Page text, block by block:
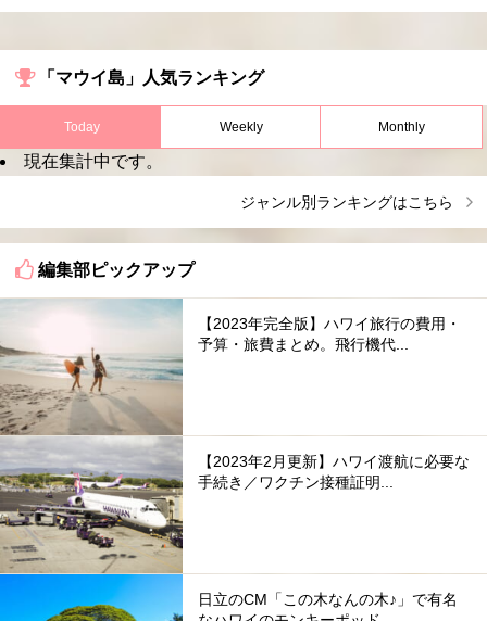
「マウイ島」人気ランキング
Today Weekly Monthly
現在集計中です。
ジャンル別ランキングはこちら
編集部ピックアップ
【2023年完全版】ハワイ旅行の費用・
予算・旅費まとめ。飛行機代...
【2023年2月更新】ハワイ渡航に必要な
手続き／ワクチン接種証明...
日立のCM「この木なんの木♪」で有名